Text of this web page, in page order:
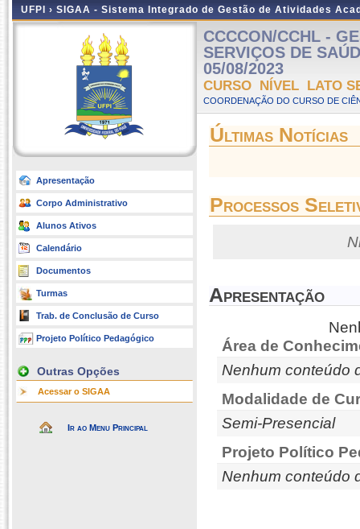
UFPI › SIGAA - Sistema Integrado de Gestão de Atividades
Apresentação
Corpo Administrativo
Alunos Ativos
Calendário
Documentos
Turmas
Trab. de Conclusão de Curso
Projeto Político Pedagógico
Outras Opções
Acessar o SIGAA
Ir ao Menu Principal
CCCCON/CCHL -
SERVIÇOS DE
05/08/2023
CURSO NÍVEL LATO
COORDENAÇÃO DO CURSO DE
Últimas Notícias
Processos
Apresentação
Área de
Nenhum conteúdo
Modalidade de
Semi-Presencial
Projeto Político
Nenhum conteúdo